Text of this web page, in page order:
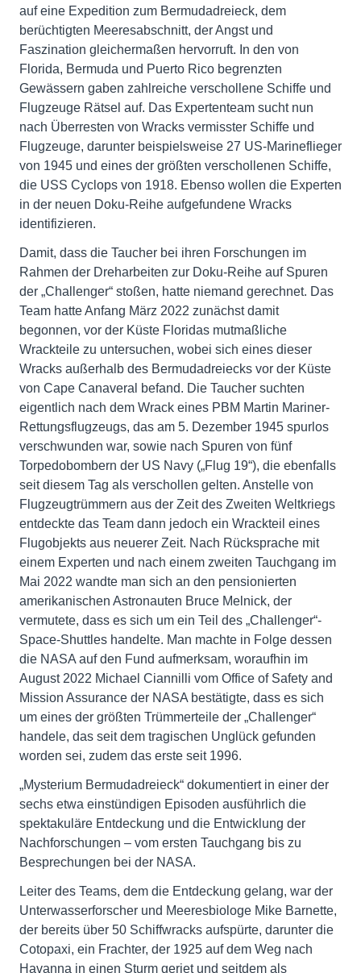
auf eine Expedition zum Bermudadreieck, dem
berüchtigten Meeresabschnitt, der Angst und
Faszination gleichermaßen hervorruft. In den von
Florida, Bermuda und Puerto Rico begrenzten
Gewässern gaben zahlreiche verschollene Schiffe und
Flugzeuge Rätsel auf. Das Expertenteam sucht nun
nach Überresten von Wracks vermisster Schiffe und
Flugzeuge, darunter beispielsweise 27 US-Marineflieger
von 1945 und eines der größten verschollenen Schiffe,
die USS Cyclops von 1918. Ebenso wollen die Experten
in der neuen Doku-Reihe aufgefundene Wracks
identifizieren.
Damit, dass die Taucher bei ihren Forschungen im
Rahmen der Dreharbeiten zur Doku-Reihe auf Spuren
der „Challenger“ stoßen, hatte niemand gerechnet. Das
Team hatte Anfang März 2022 zunächst damit
begonnen, vor der Küste Floridas mutmaßliche
Wrackteile zu untersuchen, wobei sich eines dieser
Wracks außerhalb des Bermudadreiecks vor der Küste
von Cape Canaveral befand. Die Taucher suchten
eigentlich nach dem Wrack eines PBM Martin Mariner-
Rettungsflugzeugs, das am 5. Dezember 1945 spurlos
verschwunden war, sowie nach Spuren von fünf
Torpedobombern der US Navy („Flug 19“), die ebenfalls
seit diesem Tag als verschollen gelten. Anstelle von
Flugzeugtrümmern aus der Zeit des Zweiten Weltkriegs
entdeckte das Team dann jedoch ein Wrackteil eines
Flugobjekts aus neuerer Zeit. Nach Rücksprache mit
einem Experten und nach einem zweiten Tauchgang im
Mai 2022 wandte man sich an den pensionierten
amerikanischen Astronauten Bruce Melnick, der
vermutete, dass es sich um ein Teil des „Challenger“-
Space-Shuttles handelte. Man machte in Folge dessen
die NASA auf den Fund aufmerksam, woraufhin im
August 2022 Michael Ciannilli vom Office of Safety and
Mission Assurance der NASA bestätigte, dass es sich
um eines der größten Trümmerteile der „Challenger“
handele, das seit dem tragischen Unglück gefunden
worden sei, zudem das erste seit 1996.
„Mysterium Bermudadreieck“ dokumentiert in einer der
sechs etwa einstündigen Episoden ausführlich die
spektakuläre Entdeckung und die Entwicklung der
Nachforschungen – vom ersten Tauchgang bis zu
Besprechungen bei der NASA.
Leiter des Teams, dem die Entdeckung gelang, war der
Unterwasserforscher und Meeresbiologe Mike Barnette,
der bereits über 50 Schiffwracks aufspürte, darunter die
Cotopaxi, ein Frachter, der 1925 auf dem Weg nach
Havanna in einen Sturm geriet und seitdem als